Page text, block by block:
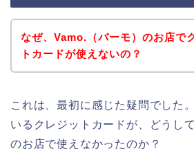
なぜ、Vamo.（バーモ）のお店で
トカードが使えないの？
これは、最初に感じた疑問でした
いるクレジットカードが、どうし
のお店で使えなかったのか？